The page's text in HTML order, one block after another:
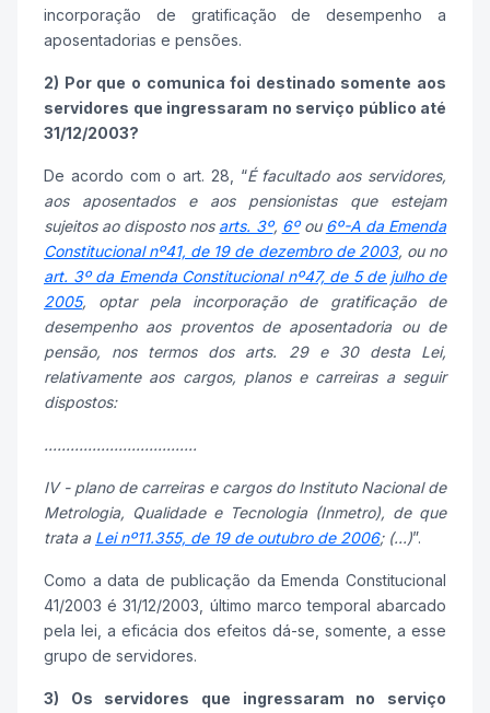
incorporação de gratificação de desempenho a
aposentadorias e pensões.
2) Por que o comunica foi destinado somente aos
servidores que ingressaram no serviço público até
31/12/2003?
De acordo com o art. 28, “É facultado aos servidores,
aos aposentados e aos pensionistas que estejam
sujeitos ao disposto nos arts. 3º, 6ºou 6º-A da Emenda
Constitucional nº41, de 19 de dezembro de 2003, ou no
art. 3º da Emenda Constitucional nº47, de 5 de julho de
2005, optar pela incorporação de gratificação de
desempenho aos proventos de aposentadoria ou de
pensão, nos termos dos arts. 29 e 30 desta Lei,
relativamente aos cargos, planos e carreiras a seguir
dispostos:
...................................
IV - plano de carreiras e cargos do Instituto Nacional de
Metrologia, Qualidade e Tecnologia (Inmetro), de que
trata a Lei nº11.355, de 19 de outubro de 2006; (...)”.
Como a data de publicação da Emenda Constitucional
41/2003 é 31/12/2003, último marco temporal abarcado
pela lei, a eficácia dos efeitos dá-se, somente, a esse
grupo de servidores.
3) Os servidores que ingressaram no serviço